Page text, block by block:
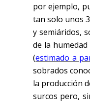
por ejemplo,
tan solo unos
y semiáridos,
de la
(estimado a
sobrados
la producción
surcos pero,